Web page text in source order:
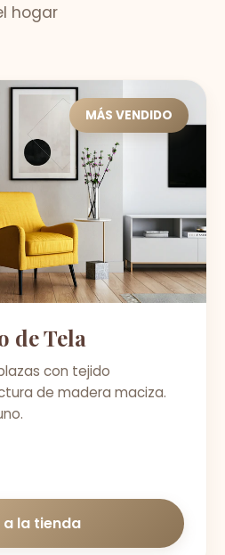
hogar
MÁS VENDIDO
de Tela
con tejido
de madera maciza.
a la tienda